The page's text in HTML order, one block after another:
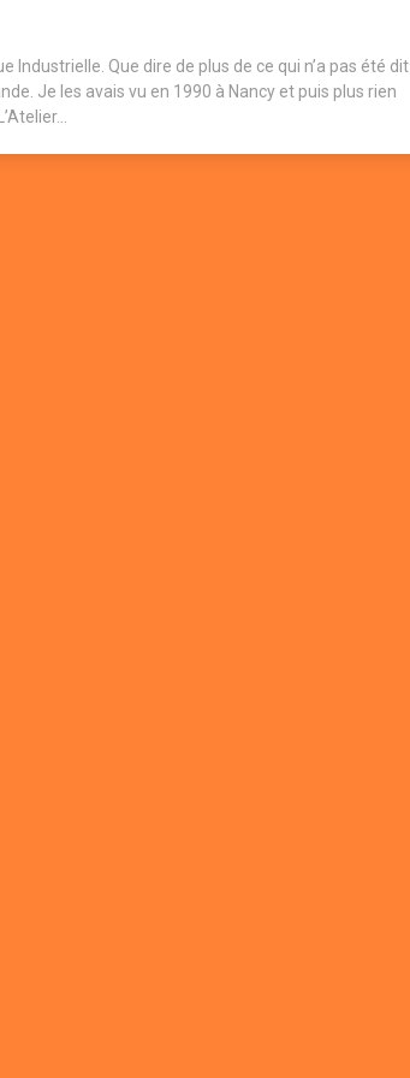
Que dire de plus de ce qui n’a pas été dit
Je les avais vu en 1990 à Nancy et puis plus rien